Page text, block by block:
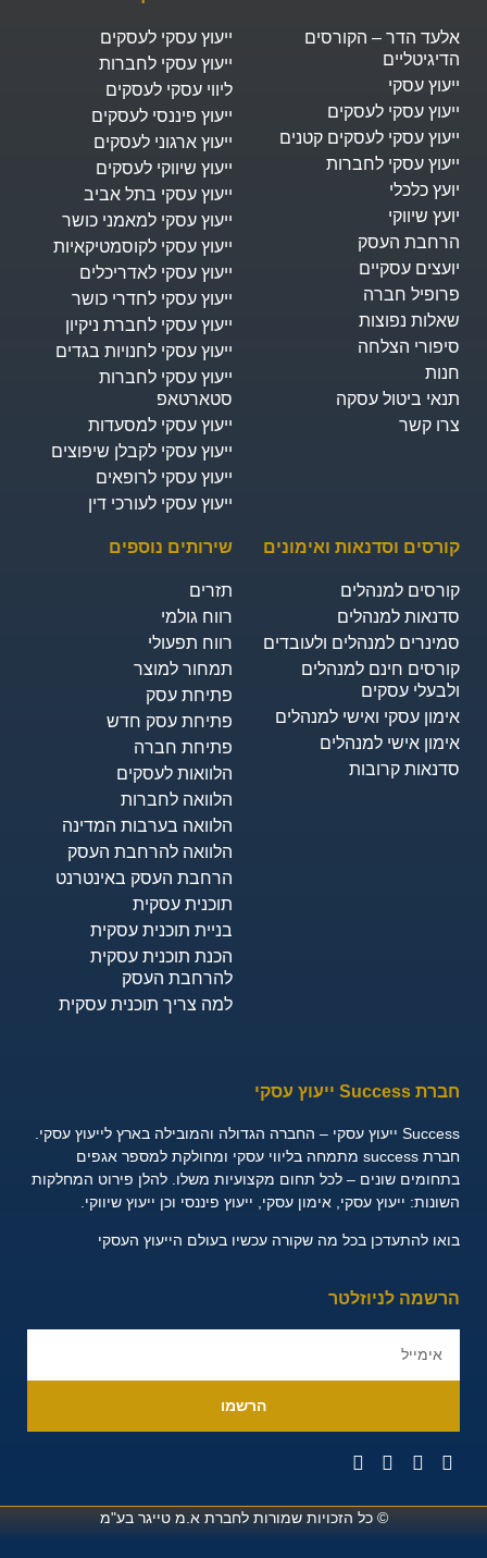
אלעד הדר – הקורסים
הדיגיטליים
ייעוץ עסקי
ייעוץ עסקי לעסקים
ייעוץ עסקי לעסקים קטנים
ייעוץ עסקי לחברות
יועץ כלכלי
יועץ שיווקי
הרחבת העסק​
יועצים עסקיים
פרופיל חברה
שאלות נפוצות
סיפורי הצלחה
חנות
תנאי ביטול עסקה
צרו קשר
ייעוץ עסקי לעסקים
ייעוץ עסקי לחברות
ליווי עסקי לעסקים
ייעוץ פיננסי לעסקים
ייעוץ ארגוני לעסקים
ייעוץ שיווקי לעסקים
ייעוץ עסקי בתל אביב
ייעוץ עסקי למאמני כושר
ייעוץ עסקי לקוסמטיקאיות
ייעוץ עסקי לאדריכלים
ייעוץ עסקי לחדרי כושר
ייעוץ עסקי לחברת ניקיון
ייעוץ עסקי לחנויות בגדים
ייעוץ עסקי לחברות
סטארטאפ
ייעוץ עסקי למסעדות
ייעוץ עסקי לקבלן שיפוצים
ייעוץ עסקי לרופאים
ייעוץ עסקי לעורכי דין
קורסים וסדנאות ואימונים
קורסים למנהלים
סדנאות למנהלים
סמינרים למנהלים ולעובדים
קורסים חינם למנהלים
ולבעלי עסקים
אימון עסקי ואישי למנהלים
אימון אישי למנהלים
סדנאות קרובות
שירותים נוספים
תזרים
רווח גולמי
רווח תפעולי
תמחור למוצר
פתיחת עסק
פתיחת עסק חדש
פתיחת חברה
הלוואות לעסקים​
הלוואה לחברות
הלוואה בערבות המדינה
הלוואה להרחבת העסק
הרחבת העסק באינטרנט
תוכנית עסקית
בניית תוכנית עסקית
הכנת תוכנית עסקית
להרחבת העסק
למה צריך תוכנית עסקית
חברת Success ייעוץ עסקי
Success ייעוץ עסקי – החברה הגדולה והמובילה בארץ לייעוץ עסקי.
חברת success מתמחה בליווי עסקי ומחולקת למספר אגפים
בתחומים שונים – לכל תחום מקצועיות משלו. להלן פירוט המחלקות
השונות: ייעוץ עסקי, אימון עסקי, ייעוץ פיננסי וכן ייעוץ שיווקי.
בואו להתעדכן בכל מה שקורה עכשיו בעולם הייעוץ העסקי
הרשמה לניוזלטר
הרשמו
© כל הזכויות שמורות לחברת א.מ טייגר בע"מ